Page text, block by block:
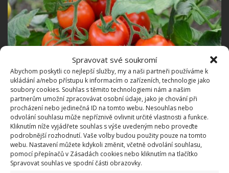
Spravovat své soukromí
Abychom poskytli co nejlepší služby, my a naši partneři používáme k
ukládání a/nebo přístupu k informacím o zařízeních, technologie jako
soubory cookies. Souhlas s těmito technologiemi nám a našim
partnerům umožní zpracovávat osobní údaje, jako je chování při
procházení nebo jedinečná ID na tomto webu. Nesouhlas nebo
odvolání souhlasu může nepříznivě ovlivnit určité vlastnosti a funkce.
Kliknutím níže vyjádřete souhlas s výše uvedeným nebo proveďte
podrobnější rozhodnutí. Vaše volby budou použity pouze na tomto
webu. Nastavení můžete kdykoli změnit, včetně odvolání souhlasu,
pomocí přepínačů v Zásadách cookies nebo kliknutím na tlačítko
Spravovat souhlas ve spodní části obrazovky.
Fotografie: Freepik
Pravidelná zálivka má také vliv na dozrávání rajčat.
Na tu je však potřeba myslet už v průběhu kvetení.
Nejvíce rajčatům prospívá pravidelná, ale mírnější